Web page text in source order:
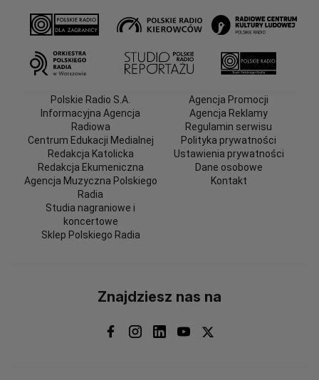
Polskie Radio S.A.
Informacyjna Agencja
Radiowa
Centrum Edukacji Medialnej
Redakcja Katolicka
Redakcja Ekumeniczna
Agencja Muzyczna Polskiego
Radia
Studia nagraniowe i
koncertowe
Sklep Polskiego Radia
Agencja Promocji
Agencja Reklamy
Regulamin serwisu
Polityka prywatności
Ustawienia prywatności
Dane osobowe
Kontakt
Znajdziesz nas na